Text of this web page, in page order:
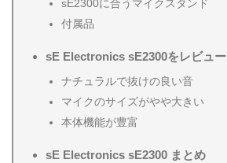
sE2300に合うマイクスタンド
付属品
sE Electronics sE2300をレビュー
ナチュラルで抜けの良い音
マイクのサイズがやや大きい
本体機能が豊富
sE Electronics sE2300 まとめ